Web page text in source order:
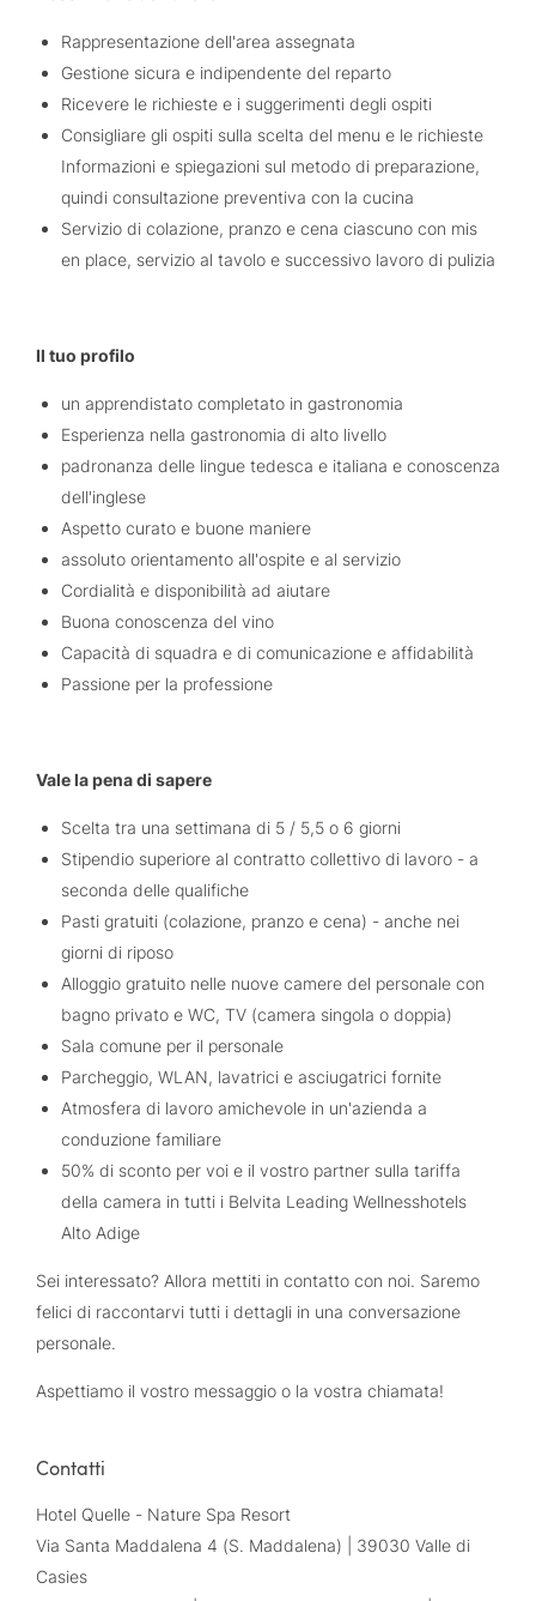
Rappresentazione dell'area assegnata
Gestione sicura e indipendente del reparto
Ricevere le richieste e i suggerimenti degli ospiti
Consigliare gli ospiti sulla scelta del menu e le richieste
Informazioni e spiegazioni sul metodo di preparazione,
quindi consultazione preventiva con la cucina
Servizio di colazione, pranzo e cena ciascuno con mis
en place, servizio al tavolo e successivo lavoro di pulizia
Il tuo profilo
un apprendistato completato in gastronomia
Esperienza nella gastronomia di alto livello
padronanza delle lingue tedesca e italiana e conoscenza
dell'inglese
Aspetto curato e buone maniere
assoluto orientamento all'ospite e al servizio
Cordialità e disponibilità ad aiutare
Buona conoscenza del vino
Capacità di squadra e di comunicazione e affidabilità
Passione per la professione
Vale la pena di sapere
Scelta tra una settimana di 5 / 5,5 o 6 giorni
Stipendio superiore al contratto collettivo di lavoro - a
seconda delle qualifiche
Pasti gratuiti (colazione, pranzo e cena) - anche nei
giorni di riposo
Alloggio gratuito nelle nuove camere del personale con
bagno privato e WC, TV (camera singola o doppia)
Sala comune per il personale
Parcheggio, WLAN, lavatrici e asciugatrici fornite
Atmosfera di lavoro amichevole in un'azienda a
conduzione familiare
50% di sconto per voi e il vostro partner sulla tariffa
della camera in tutti i Belvita Leading Wellnesshotels
Alto Adige
Sei interessato? Allora mettiti in contatto con noi. Saremo
felici di raccontarvi tutti i dettagli in una conversazione
personale.
Aspettiamo il vostro messaggio o la vostra chiamata!
Contatti
Hotel Quelle - Nature Spa Resort
Via Santa Maddalena 4 (S. Maddalena) | 39030 Valle di
Casies